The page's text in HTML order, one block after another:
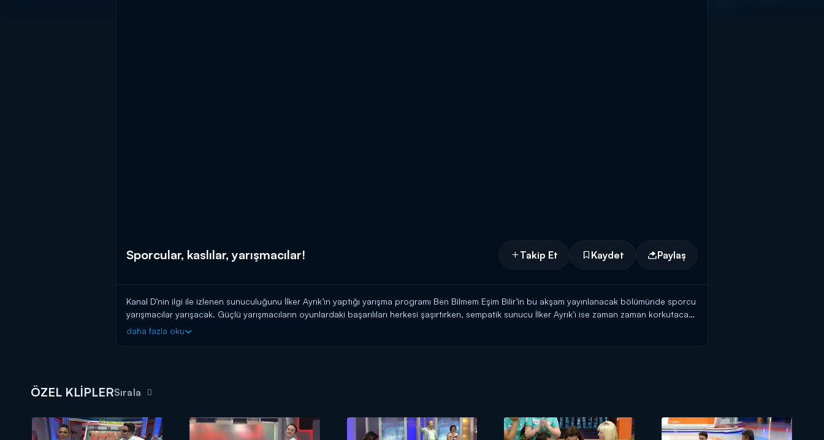
Sporcular, kaslılar, yarışmacılar! Takip Et Kaydet Paylaş
Kanal D’nin ilgi ile izlenen sunuculuğunu İlker Ayrık’ın yaptığı yarışma programı Ben Bilmem Eşim Bilir’in bu akşam yayınlanacak bölümünde sporcu
yarışmacılar yarışacak. Güçlü yarışmacıların oyunlardaki başarılıları herkesi şaşırtırken, sempatik sunucu İlker Ayrık’ı ise zaman zaman korkutacak.
Yarışmacıların uzun boylu olmasından dolayı zaman zaman ekran kadrajına sığmaması ise herkesi güldürecek. Ben Bilmem Eşim Bilir’in kahkaha
daha fazla oku
ÖZEL KLİPLERSırala